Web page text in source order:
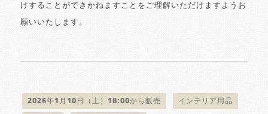
けすることができかねますことをご理解いただけますようお
願いいたします。
2026年1月10日（土）18:00から販売 インテリア用品